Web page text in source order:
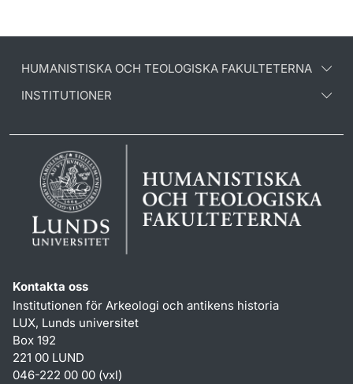
HUMANISTISKA OCH TEOLOGISKA FAKULTETERNA
INSTITUTIONER
Kontakta oss
Institutionen för Arkeologi och antikens historia
LUX, Lunds universitet
Box 192
221 00 LUND
046-222 00 00 (vxl)